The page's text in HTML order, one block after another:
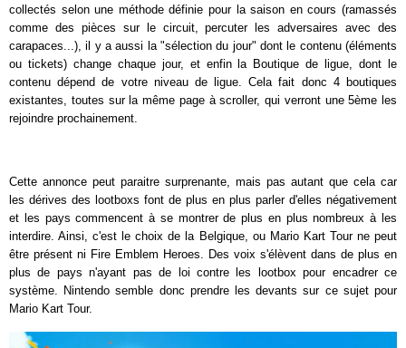
collectés selon une méthode définie pour la saison en cours (ramassés
comme des pièces sur le circuit, percuter les adversaires avec des
carapaces...), il y a aussi la "sélection du jour" dont le contenu (éléments
ou tickets) change chaque jour, et enfin la Boutique de ligue, dont le
contenu dépend de votre niveau de ligue. Cela fait donc 4 boutiques
existantes, toutes sur la même page à scroller, qui verront une 5ème les
rejoindre prochainement.
Cette annonce peut paraitre surprenante, mais pas autant que cela car
les dérives des lootboxs font de plus en plus parler d'elles négativement
et les pays commencent à se montrer de plus en plus nombreux à les
interdire. Ainsi, c'est le choix de la Belgique, ou Mario Kart Tour ne peut
être présent ni Fire Emblem Heroes. Des voix s'élèvent dans de plus en
plus de pays n'ayant pas de loi contre les lootbox pour encadrer ce
système. Nintendo semble donc prendre les devants sur ce sujet pour
Mario Kart Tour.